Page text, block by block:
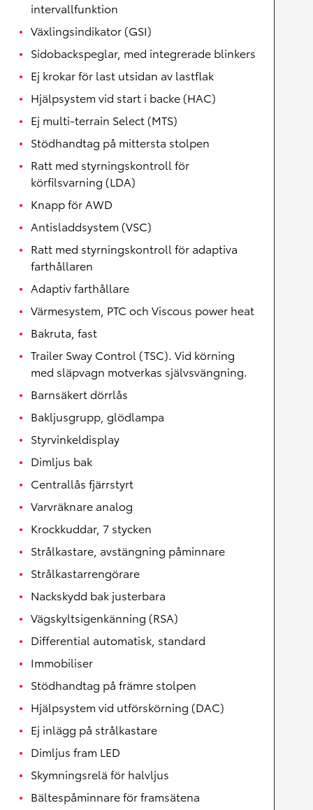
intervallfunktion
Växlingsindikator (GSI)
Sidobackspeglar, med integrerade blinkers
Ej krokar för last utsidan av lastflak
Hjälpsystem vid start i backe (HAC)
Ej multi-terrain Select (MTS)
Stödhandtag på mittersta stolpen
Ratt med styrningskontroll för
körfilsvarning (LDA)
Knapp för AWD
Antisladdsystem (VSC)
Ratt med styrningskontroll för adaptiva
farthållaren
Adaptiv farthållare
Värmesystem, PTC och Viscous power heat
Bakruta, fast
Trailer Sway Control (TSC). Vid körning
med släpvagn motverkas självsvängning.
Barnsäkert dörrlås
Bakljusgrupp, glödlampa
Styrvinkeldisplay
Dimljus bak
Centrallås fjärrstyrt
Varvräknare analog
Krockkuddar, 7 stycken
Strålkastare, avstängning påminnare
Strålkastarrengörare
Nackskydd bak justerbara
Vägskyltsigenkänning (RSA)
Differential automatisk, standard
Immobiliser
Stödhandtag på främre stolpen
Hjälpsystem vid utförskörning (DAC)
Ej inlägg på strålkastare
Dimljus fram LED
Skymningsrelä för halvljus
Bältespåminnare för framsätena